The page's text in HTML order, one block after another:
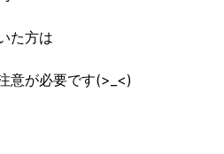
た方は
意が必要です(>_<)